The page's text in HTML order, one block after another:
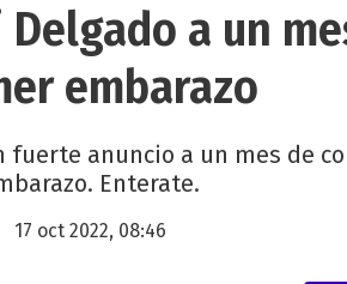
a un
embarazo
fuerte anuncio a un mes de
Enterate.
17 oct 2022, 08:46